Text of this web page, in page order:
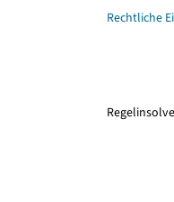
Rechtliche